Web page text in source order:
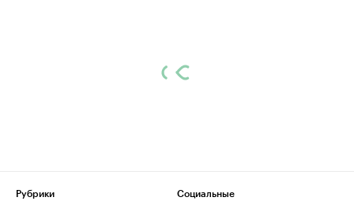
Рубрики
Социальные